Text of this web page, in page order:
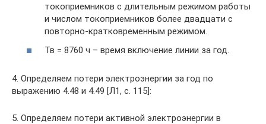
токоприемников с длительным режимом работы
и числом токоприемников более двадцати с
повторно-кратковременным режимом.
Тв = 8760 ч – время включение линии за год.
4. Определяем потери электроэнергии за год по
выражению 4.48 и 4.49 [Л1, с. 115]:
5. Определяем потери активной электроэнергии в